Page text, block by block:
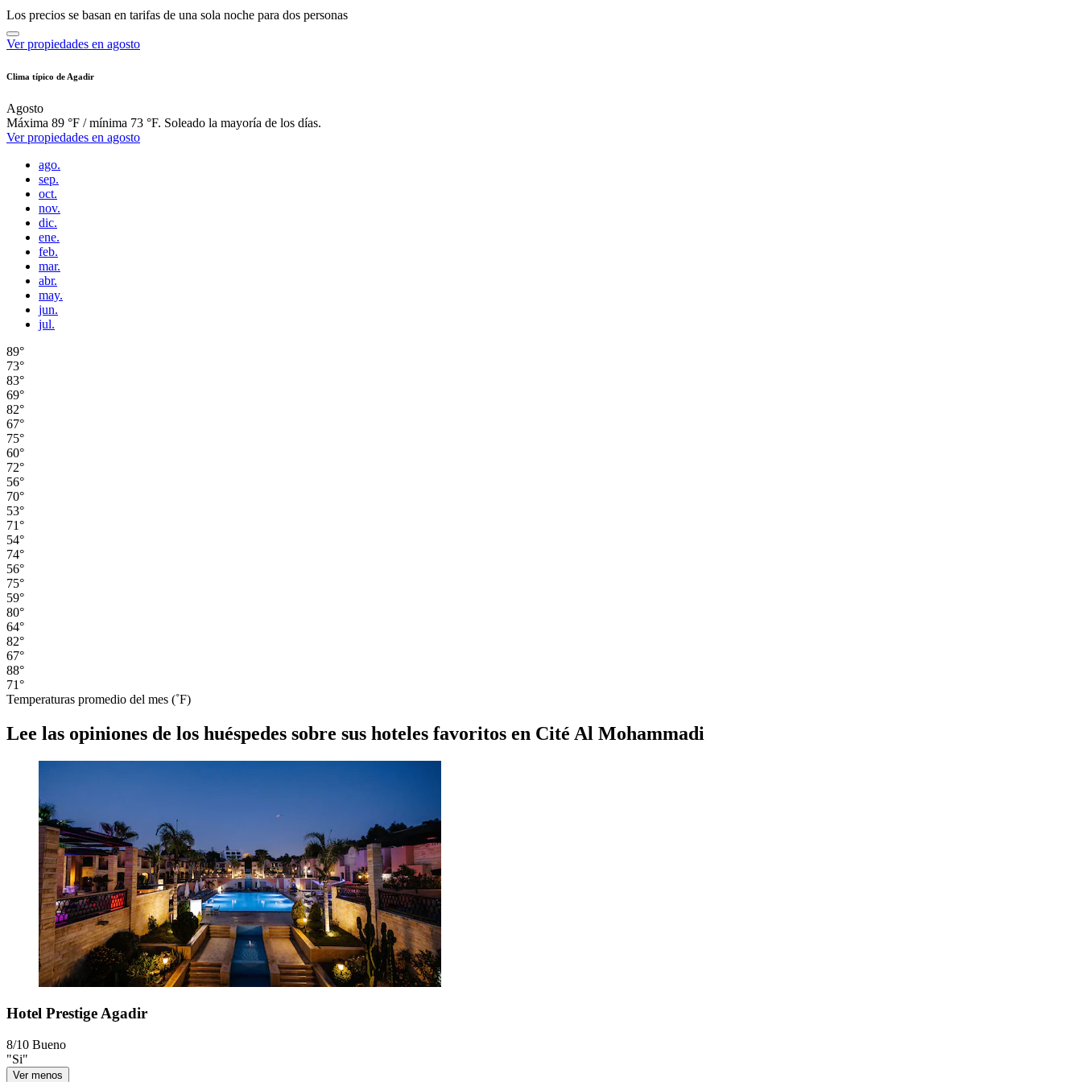
Los precios se basan en tarifas de una sola noche para dos personas
Ver propiedades en agosto
Clima típico de Agadir
Agosto
Máxima 89 °F / mínima 73 °F. Soleado la mayoría de los días.
Ver propiedades en agosto
ago.
sep.
oct.
nov.
dic.
ene.
feb.
mar.
abr.
may.
jun.
jul.
89°
73°
83°
69°
82°
67°
75°
60°
72°
56°
70°
53°
71°
54°
74°
56°
75°
59°
80°
64°
82°
67°
88°
71°
Temperaturas promedio del mes (˚F)
Lee las opiniones de los huéspedes sobre sus hoteles favoritos en Cité Al Mohammadi
Hotel Prestige Agadir
8/10 Bueno
"Si"
Ver menos